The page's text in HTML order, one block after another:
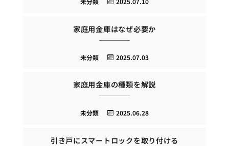
家庭用金庫はなぜ必要か
2025.07.03
未分類
家庭用金庫の種類を解説
2025.06.28
未分類
引き戸にスマートロックを取り付ける